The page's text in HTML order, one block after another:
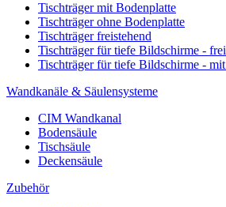
Tischträger mit Bodenplatte
Tischträger ohne Bodenplatte
Tischträger freistehend
Tischträger für tiefe Bildschirme -
Tischträger für tiefe Bildschirme -
Wandkanäle & Säulensysteme
CIM Wandkanal
Bodensäule
Tischsäule
Deckensäule
Zubehör